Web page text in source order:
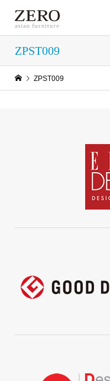
ZPST009
ZPST009